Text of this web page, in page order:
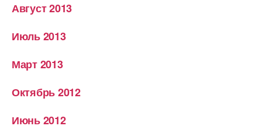
Август 2013
Июль 2013
Март 2013
Октябрь 2012
Июнь 2012